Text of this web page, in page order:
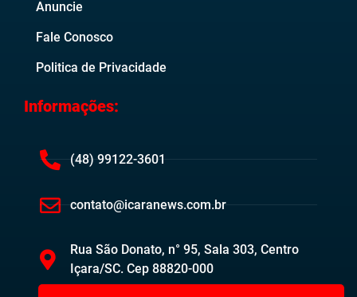
Anuncie
Fale Conosco
Politica de Privacidade
Informações:
(48) 99122-3601
contato@icaranews.com.br
Rua São Donato, n° 95, Sala 303, Centro
Içara/SC. Cep 88820-000